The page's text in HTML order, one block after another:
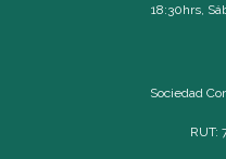
18:30hrs,
Sociedad
RUT: